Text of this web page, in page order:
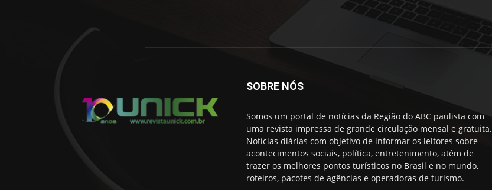
SOBRE NÓS
Somos um portal de notícias da Região do ABC paulista com
uma revista impressa de grande circulação mensal e gratuita.
Notícias diárias com objetivo de informar os leitores sobre
acontecimentos sociais, política, entretenimento, atém de
trazer os melhores pontos turísticos no Brasil e no mundo,
roteiros, pacotes de agências e operadoras de turismo.